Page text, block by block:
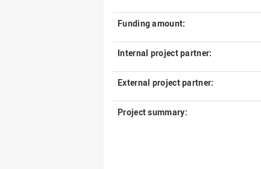
Funding amount:
Internal project partner:
External project partner:
Project summary: